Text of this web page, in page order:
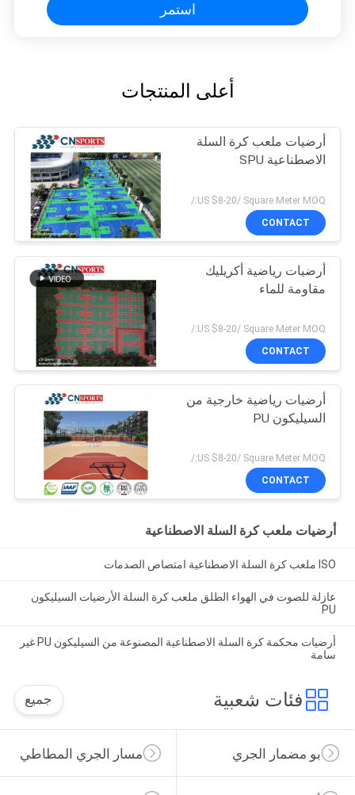
استمر
أعلى المنتجات
أرضيات ملعب كرة السلة
الاصطناعية SPU
US $8-20/ Square Meter MOQ:/
CONTACT
أرضيات رياضية أكريليك
مقاومة للماء
US $8-20/ Square Meter MOQ:/
CONTACT
أرضيات رياضية خارجية من
السيليكون PU
US $8-20/ Square Meter MOQ:/
CONTACT
أرضيات ملعب كرة السلة الاصطناعية
ISO ملعب كرة السلة الاصطناعية امتصاص الصدمات
عازلة للصوت في الهواء الطلق ملعب كرة السلة الأرضيات السيليكون
PU
أرضيات محكمة كرة السلة الاصطناعية المصنوعة من السيليكون PU غير
سامة
فئات شعبية جميع
مسار الجري المطاطي بو مضمار الجري